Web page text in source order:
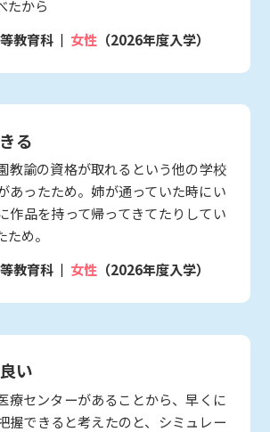
たから
教育科
女性 （2026年度入学）
る
教諭の資格が取れるという他の学校
あったため。姉が通っていた時にい
作品を持って帰ってきてたりしてい
め。
教育科
女性 （2026年度入学）
い
療センターがあることから、早くに
握できると考えたのと、シミュレー